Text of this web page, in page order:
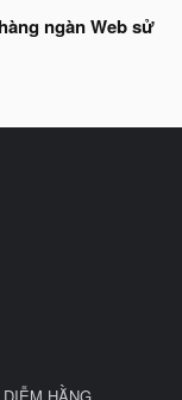
ngàn Web sử